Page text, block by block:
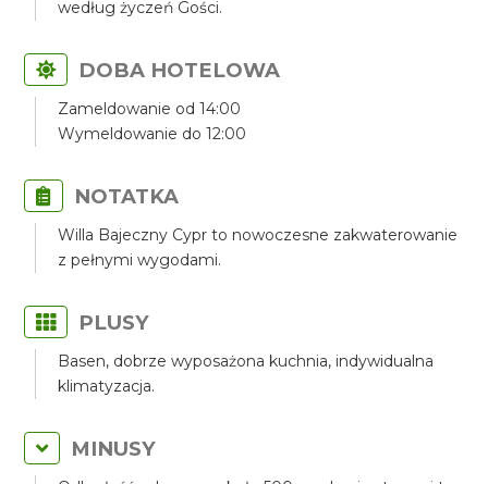
według życzeń Gości.
DOBA HOTELOWA
Zameldowanie od 14:00
Wymeldowanie do 12:00
NOTATKA
Willa Bajeczny Cypr to nowoczesne zakwaterowanie
z pełnymi wygodami.
PLUSY
Basen, dobrze wyposażona kuchnia, indywidualna
klimatyzacja.
MINUSY